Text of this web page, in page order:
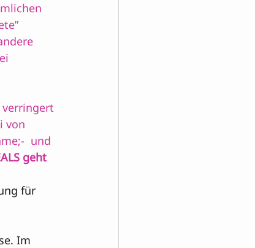
verringert
von
und
geht
für
Im